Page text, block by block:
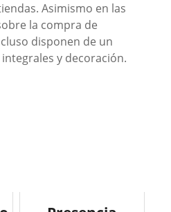
Asimismo en las
la compra de
disponen de un
y decoración.